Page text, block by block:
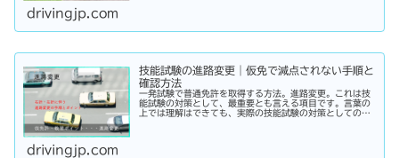
drivingjp.com
技能試験の進路変更｜仮免で減点されない手順と
確認方法
一発試験で普通免許を取得する方法。進路変更。これは技
能試験の対策として、最重要とも言える項目です。言葉の
上では理解はできても、実際の技能試験の対策としての進
drivingjp.com